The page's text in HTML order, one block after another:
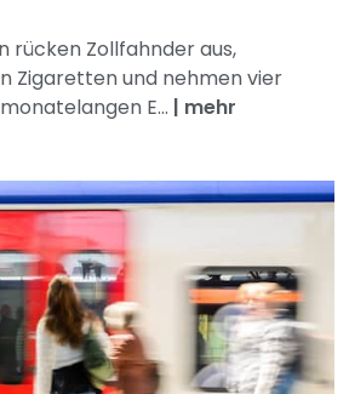
rücken Zollfahnder aus,
Zigaretten und nehmen vier
E... | mehr